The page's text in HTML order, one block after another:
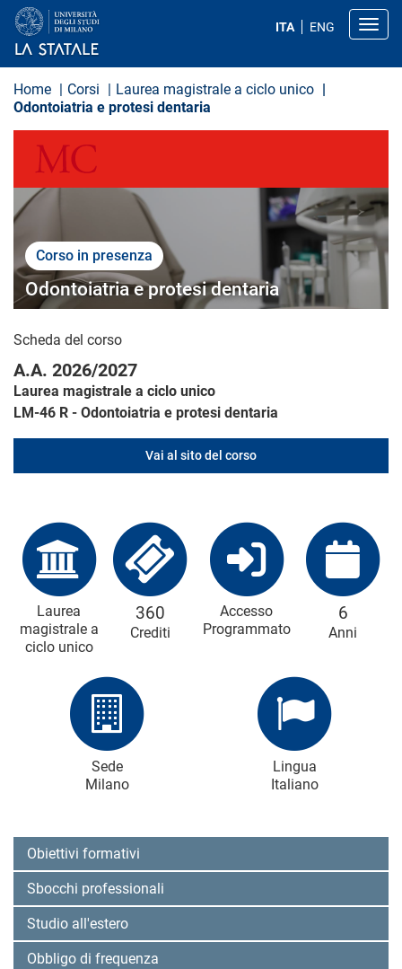
a
ITA ENG
Home Corsi
Laurea magistrale a ciclo unico
Odontoiatria e protesi dentaria
Corso in presenza
Odontoiatria e protesi dentaria
Scheda del corso
A.A. 2026/2027
Laurea magistrale a ciclo unico
LM-46 R - Odontoiatria e protesi dentaria
Vai al sito del corso
Laurea
magistrale a
ciclo unico
360
Crediti
Accesso
Programmato
6
Anni
Sede
Milano
Lingua
Italiano
Obiettivi formativi
Sbocchi professionali
Studio all'estero
Obbligo di frequenza